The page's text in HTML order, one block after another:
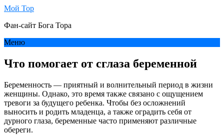
Мой Тор
Фан-сайт Бога Тора
Меню
Что помогает от сглаза беременной
Беременность — приятный и волнительный период в жизни
женщины. Однако, это время также связано с ощущением
тревоги за будущего ребенка. Чтобы без осложнений
выносить и родить младенца, а также оградить себя от
дурного глаза, беременные часто применяют различные
обереги.